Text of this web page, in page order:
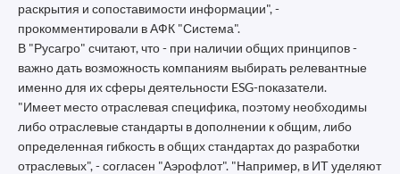
раскрытия и сопоставимости информации", -
прокомментировали в АФК "Система".
В "Русагро" считают, что - при наличии общих принципов -
важно дать возможность компаниям выбирать релевантные
именно для их сферы деятельности ESG-показатели.
"Имеет место отраслевая специфика, поэтому необходимы
либо отраслевые стандарты в дополнении к общим, либо
определенная гибкость в общих стандартах до разработки
отраслевых", - согласен "Аэрофлот". "Например, в ИТ уделяют